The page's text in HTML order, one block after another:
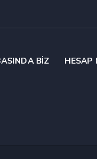
BIZ HESAP